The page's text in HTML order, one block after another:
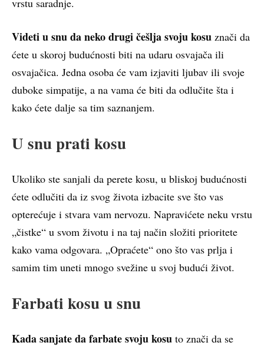
vrstu saradnje.
Videti u snu da neko drugi češlja svoju kosu znači da
ćete u skoroj budućnosti biti na udaru osvajača ili
osvajačica. Jedna osoba će vam izjaviti ljubav ili svoje
duboke simpatije, a na vama će biti da odlučite šta i
kako ćete dalje sa tim saznanjem.
U snu prati kosu
Ukoliko ste sanjali da perete kosu, u bliskoj budućnosti
ćete odlučiti da iz svog života izbacite sve što vas
opterećuje i stvara vam nervozu. Napravićete neku vrstu
„čistke“ u svom životu i na taj način složiti prioritete
kako vama odgovara. „Opraćete“ ono što vas prlja i
samim tim uneti mnogo svežine u svoj budući život.
Farbati kosu u snu
Kada sanjate da farbate svoju kosu to znači da se